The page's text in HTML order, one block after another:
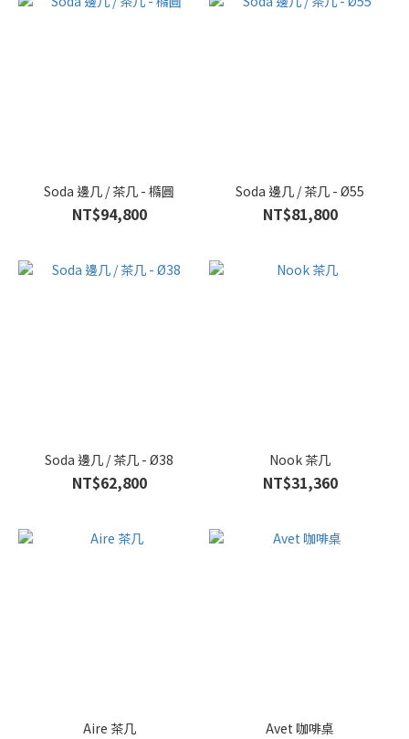
Soda 邊几 / 茶几 - 橢圓
NT$94,800
Soda 邊几 / 茶几 - Ø55
NT$81,800
Soda 邊几 / 茶几 - Ø38
NT$62,800
Nook 茶几
NT$31,360
Aire 茶几 Avet 咖啡桌